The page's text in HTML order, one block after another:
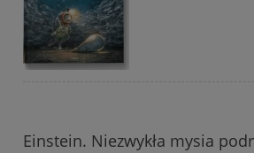
Einstein. Niezwykła mysia